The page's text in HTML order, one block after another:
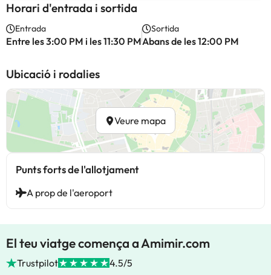
Horari d'entrada i sortida
Entrada
Entre les 3:00 PM i les 11:30 PM
Sortida
Abans de les 12:00 PM
Ubicació i rodalies
Veure mapa
Punts forts de l'allotjament
A prop de l'aeroport
El teu viatge comença a Amimir.com
Trustpilot 4.5/5